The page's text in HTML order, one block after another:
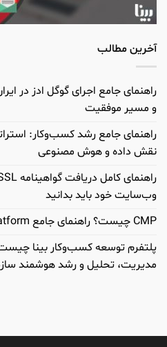
آخرین مطالب
راهنمای جامع اجرای گوگل ادز در
و مسیر موفقیت
راهنمای جامع رشد کسب‌وکار:
نقش داده و هوش مصنوعی
وب‌سایت خود باید بدانید
CMP چیست؟ راهنمای جامع Customer Management Platform
پلتفرم توسعه کسب‌وکار بینا
مدیریت، تحلیل و رشد هوشمند